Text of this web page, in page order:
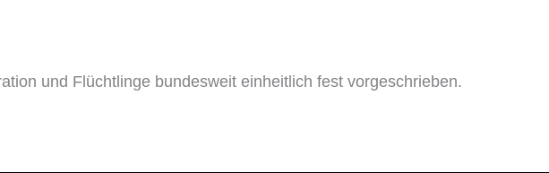
und Flüchtlinge bundesweit einheitlich fest vorgeschrieben.